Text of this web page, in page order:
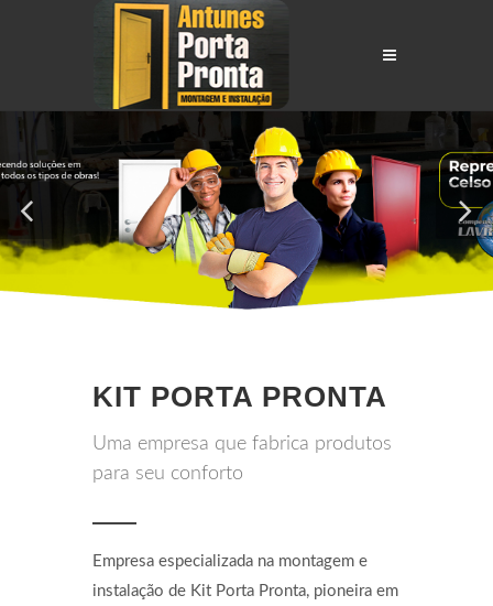
KIT PORTA PRONTA
Uma empresa que fabrica produtos
para seu conforto
Empresa especializada na montagem e
instalação de Kit Porta Pronta, pioneira em